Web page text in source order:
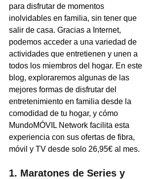
para disfrutar de momentos
inolvidables en familia, sin tener que
salir de casa. Gracias a Internet,
podemos acceder a una variedad de
actividades que entretienen y unen a
todos los miembros del hogar. En este
blog, exploraremos algunas de las
mejores formas de disfrutar del
entretenimiento en familia desde la
comodidad de tu hogar, y cómo
MundoMÓVIL Network facilita esta
experiencia con sus ofertas de fibra,
móvil y TV desde solo 26,95€ al mes.
1. Maratones de Series y